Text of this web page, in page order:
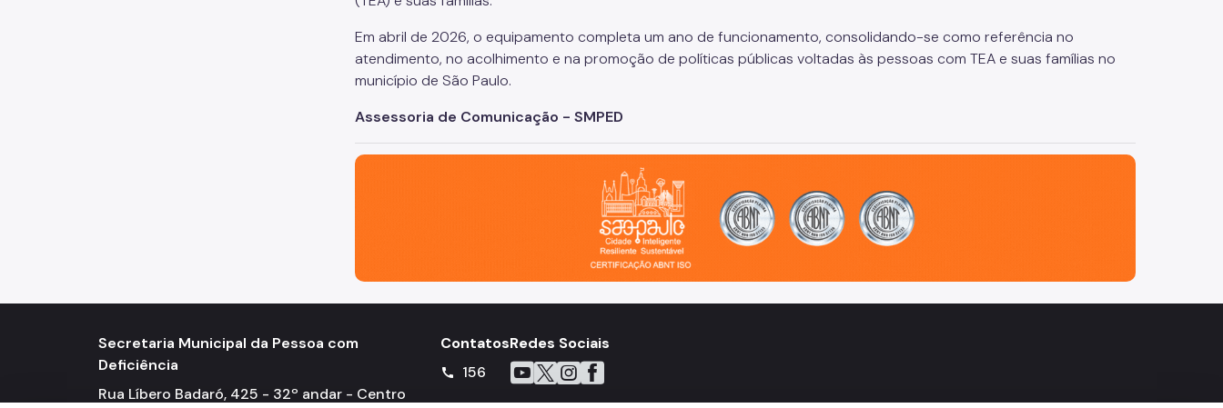
Em abril de 2026, o equipamento completa um ano de funcionamento, consolidando-se como referência no
atendimento, no acolhimento e na promoção de políticas públicas voltadas às pessoas com TEA e suas famílias no
município de São Paulo.
Assessoria de Comunicação - SMPED
São Paulo, cidade inteligente, resiliente e sustentável
Secretaria Municipal da Pessoa com
Deficiência
Rua Líbero Badaró, 425 - 32º andar - Centro
Contatos
call 156
Redes Sociais
Icone do YouTube
Icone do X
Icone do Instagram
Icone do Facebook